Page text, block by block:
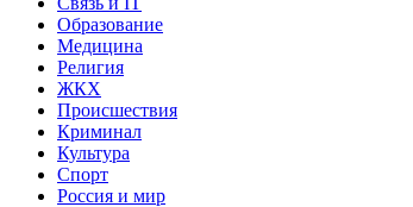
Образование
Медицина
Религия
ЖКХ
Происшествия
Криминал
Культура
Спорт
Россия и мир